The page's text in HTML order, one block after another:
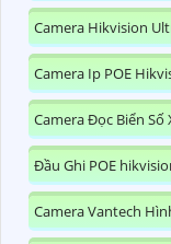
Camera Hikvision
Camera Ip POE
Camera Đọc Biển Số
Đầu Ghi POE
Camera Vantech